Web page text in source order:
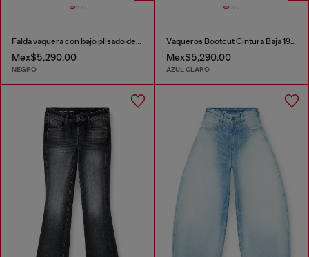
Falda vaquera con bajo plisado deshilachado
Mex$5,290.00
NEGRO
Vaqueros Bootcut Cintura Baja 1969 D-Ebbey
Mex$5,290.00
AZUL CLARO